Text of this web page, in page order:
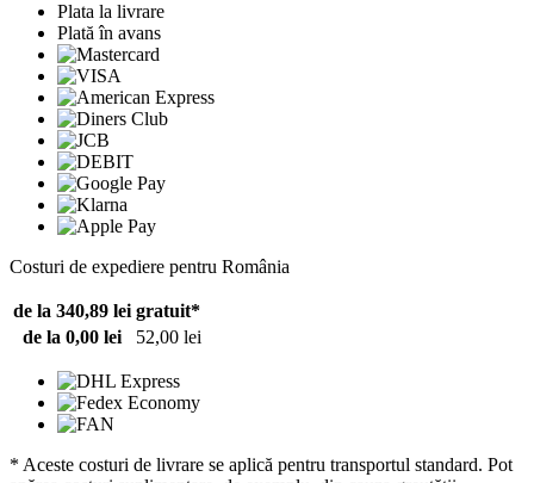
Plata la livrare
Plată în avans
Costuri de expediere pentru România
de la 340,89 lei gratuit*
de la 0,00 lei
52,00 lei
* Aceste costuri de livrare se aplică pentru transportul standard. Pot